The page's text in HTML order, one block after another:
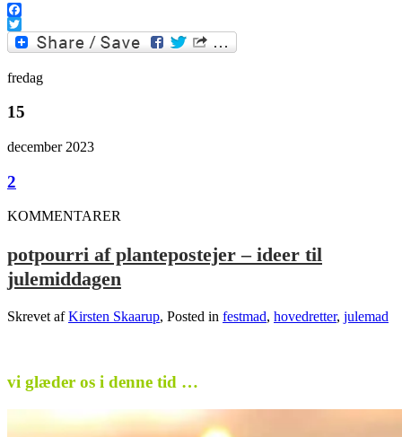
Facebook
Twitter
fredag
15
december 2023
2
KOMMENTARER
potpourri af plantepostejer – ideer til
julemiddagen
Skrevet afKirsten Skaarup, Posted in festmad, hovedretter, julemad
vi glæder os i denne tid …